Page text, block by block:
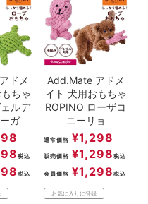
ドメ
ちゃ
ルデ
ガ
税込
税込
Add.Mate アドメ
イト 犬用おもちゃ
ROPINO ローザコ
ニーリョ
通常価格 ¥1,298
販売価格 ¥1,298 税込
会員価格 ¥1,298 税込
お気に入りに登録